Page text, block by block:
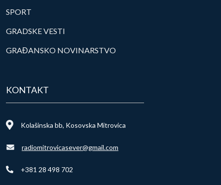
SPORT
GRADSKE VESTI
GRAĐANSKO NOVINARSTVO
KONTAKT
Kolašinska bb, Kosovska Mitrovica
radiomitrovicasever@gmail.com
+381 28 498 702